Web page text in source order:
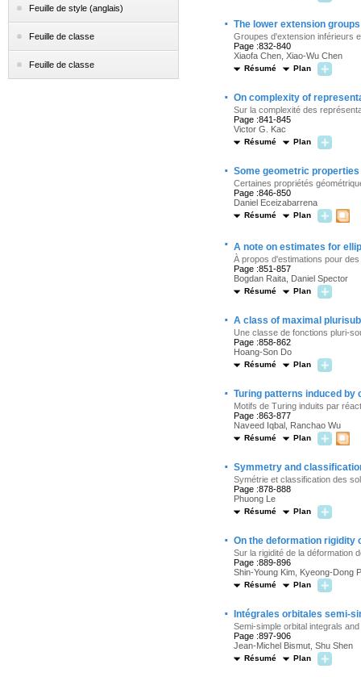
Feuille de style (anglais)
Feuille de classe
Feuille de classe
· The lower extension
Groupes d'extension inférieurs
Page :832-840
Xiaofa Chen, Xiao-Wu Chen
Résumé Plan
· On complexity of
Sur la complexité des
Page :841-845
Victor G. Kac
Résumé Plan
· Some geometric
Certaines propriétés
Page :846-850
Daniel Eceizabarrena
Résumé Plan
· A note on estimates for
À propos d'estimations pour
Page :851-857
Bogdan Raita, Daniel Spector
Résumé Plan
· A class of maximal
Une classe de fonctions pluri-
Page :858-862
Hoang-Son Do
Résumé Plan
· Turing patterns induced by
Motifs de Turing induits par
Page :863-877
Naveed Iqbal, Ranchao Wu
Résumé Plan
· Symmetry and
Symétrie et classification des
Page :878-888
Phuong Le
Résumé Plan
· On the deformation rigidity
Sur la rigidité de la déformation
Page :889-896
Shin-Young Kim, Kyeong-Dong
Résumé Plan
· Intégrales orbitales semi-
Semi-simple orbital integrals
Page :897-906
Jean-Michel Bismut, Shu Shen
Résumé Plan